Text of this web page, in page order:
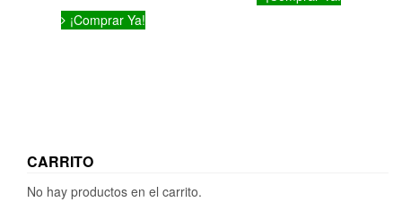
¡Comprar Ya!
Este
en
CARRITO
No hay productos en el carrito.